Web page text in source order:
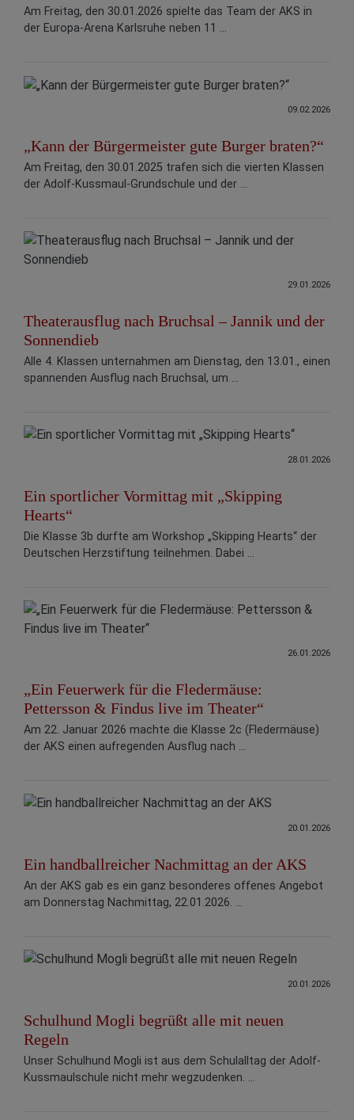
Am Freitag, den 30.01.2026 spielte das Team der AKS in
der Europa-Arena Karlsruhe neben 11 ...
09.02.2026
„Kann der Bürgermeister gute Burger braten?“
Am Freitag, den 30.01.2025 trafen sich die vierten Klassen
der Adolf-Kussmaul-Grundschule und der ...
29.01.2026
Theaterausflug nach Bruchsal – Jannik und der
Sonnendieb
Alle 4. Klassen unternahmen am Dienstag, den 13.01., einen
spannenden Ausflug nach Bruchsal, um ...
28.01.2026
Ein sportlicher Vormittag mit „Skipping
Hearts“
Die Klasse 3b durfte am Workshop „Skipping Hearts“ der
Deutschen Herzstiftung teilnehmen. Dabei ...
26.01.2026
„Ein Feuerwerk für die Fledermäuse:
Pettersson & Findus live im Theater“
Am 22. Januar 2026 machte die Klasse 2c (Fledermäuse)
der AKS einen aufregenden Ausflug nach ...
20.01.2026
Ein handballreicher Nachmittag an der AKS
An der AKS gab es ein ganz besonderes offenes Angebot
am Donnerstag Nachmittag, 22.01.2026. ...
20.01.2026
Schulhund Mogli begrüßt alle mit neuen
Regeln
Unser Schulhund Mogli ist aus dem Schulalltag der Adolf-
Kussmaulschule nicht mehr wegzudenken. ...